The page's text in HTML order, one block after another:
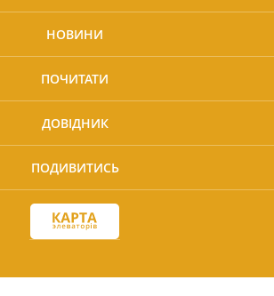
НОВИНИ
ПОЧИТАТИ
ДОВІДНИК
ПОДИВИТИСЬ